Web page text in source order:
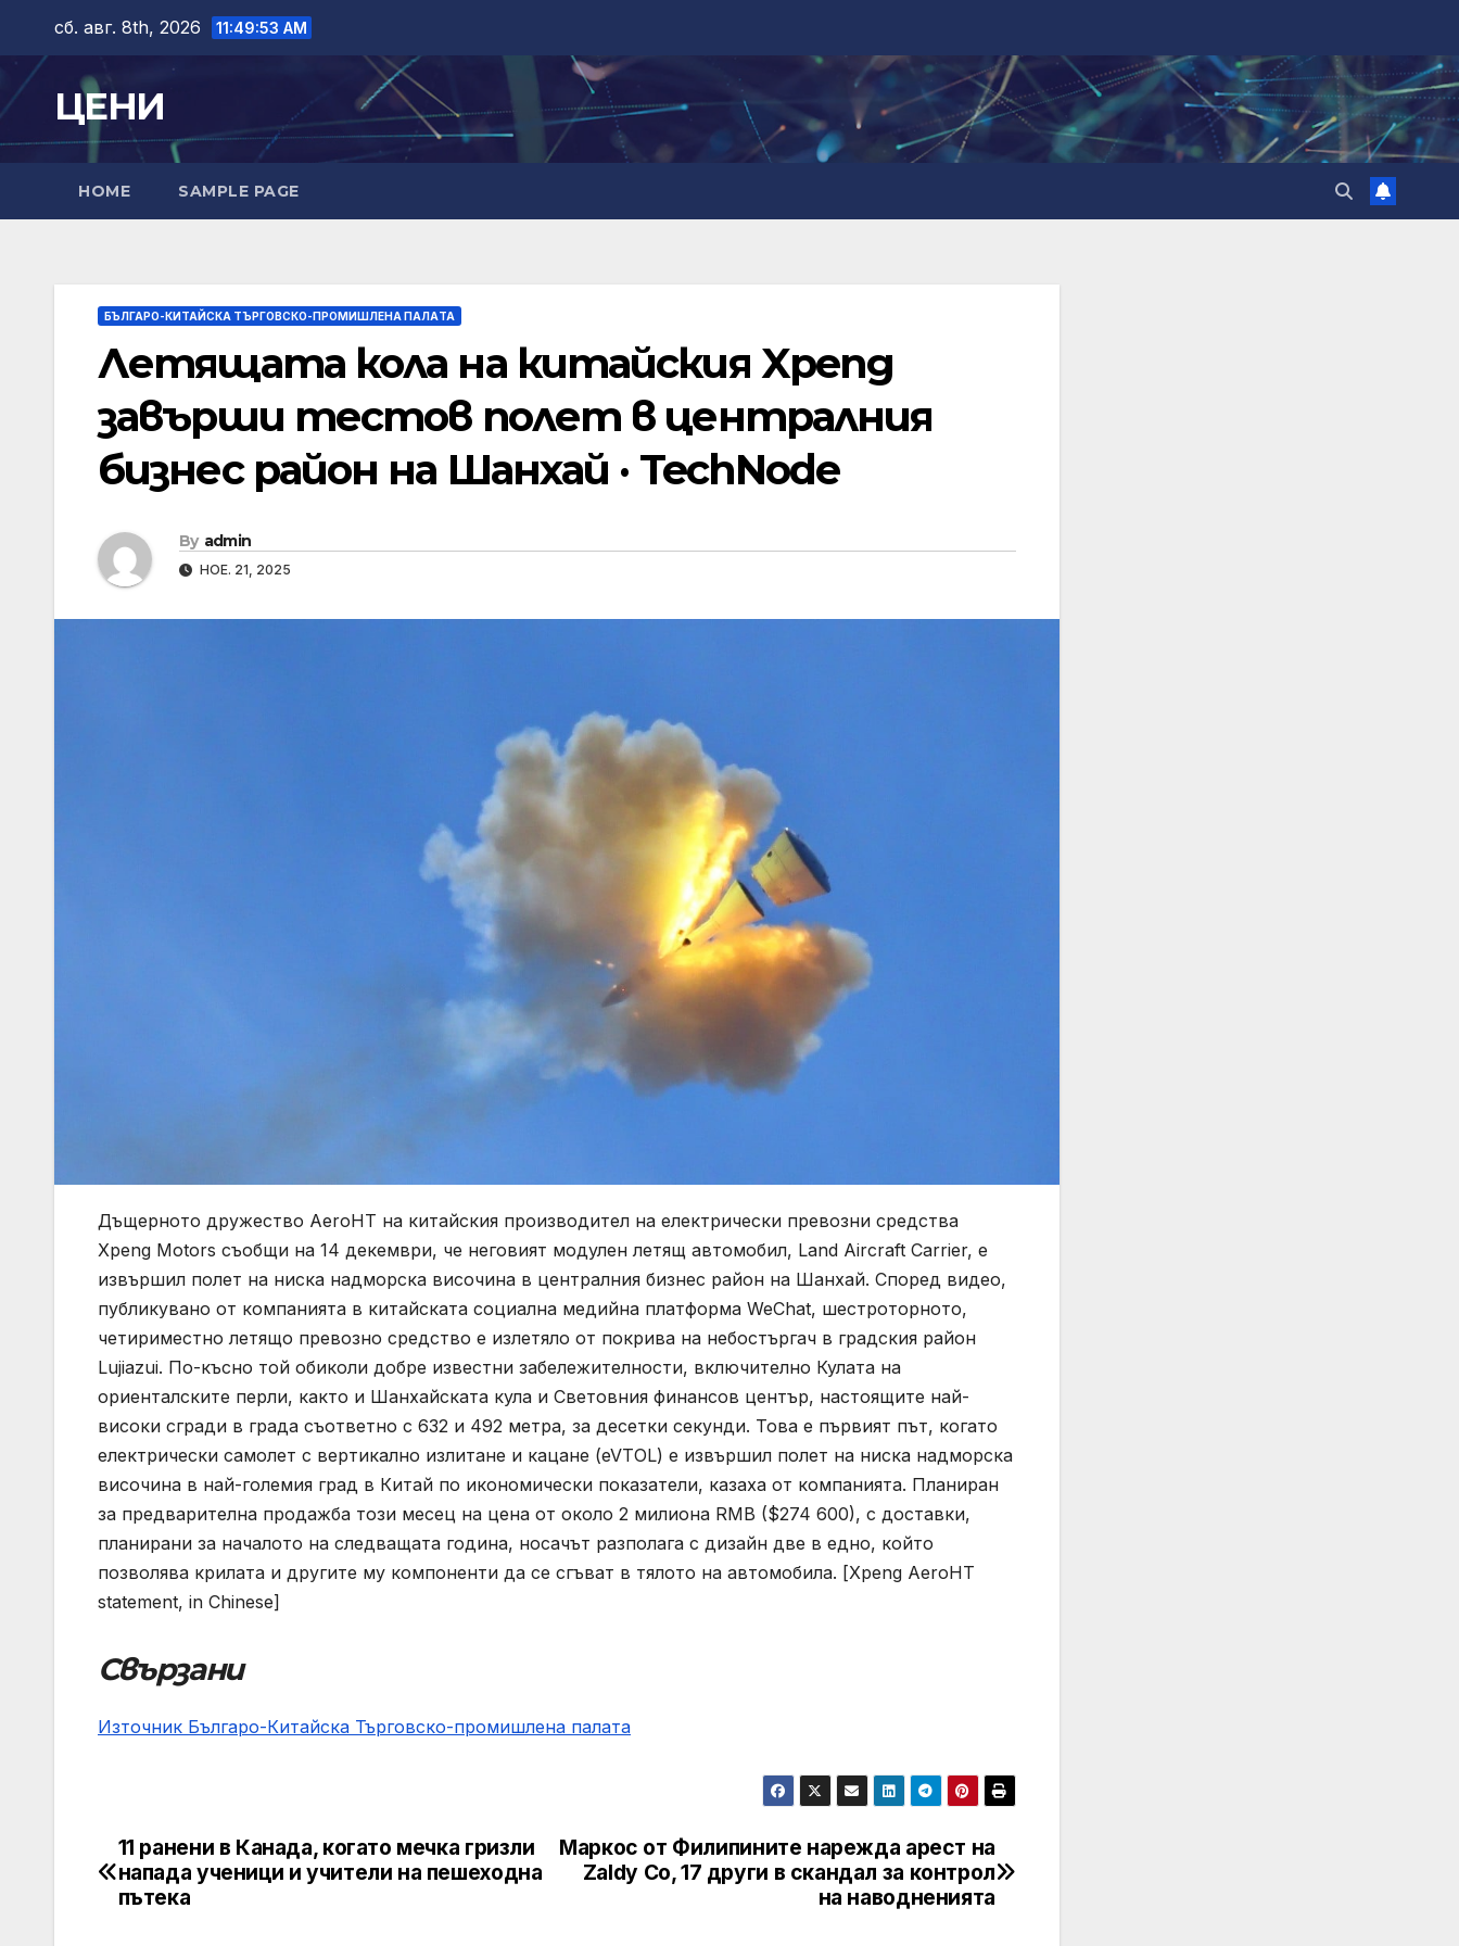
content
сб. авг. 8th, 2026 11:49:54 AM
ЦЕНИ
HOME SAMPLE PAGE
БЪЛГАРО-КИТАЙСКА ТЪРГОВСКО-ПРОМИШЛЕНА ПАЛAТА
Летящата кола на китайския Xpeng
завърши тестов полет в централния
бизнес район на Шанхай · TechNode
By admin
НОЕ. 21, 2025
Дъщерното дружество AeroHT на китайския производител на електрически превозни средства
Xpeng Motors съобщи на 14 декември, че неговият модулен летящ автомобил, Land Aircraft Carrier, е
извършил полет на ниска надморска височина в централния бизнес район на Шанхай. Според видео,
публикувано от компанията в китайската социална медийна платформа WeChat, шестроторното,
четириместно летящо превозно средство е излетяло от покрива на небостъргач в градския район
Lujiazui. По-късно той обиколи добре известни забележителности, включително Кулата на
ориенталските перли, както и Шанхайската кула и Световния финансов център, настоящите най-
високи сгради в града съответно с 632 и 492 метра, за десетки секунди. Това е първият път, когато
електрически самолет с вертикално излитане и кацане (eVTOL) е извършил полет на ниска надморска
височина в най-големия град в Китай по икономически показатели, казаха от компанията. Планиран
за предварителна продажба този месец на цена от около 2 милиона RMB ($274 600), с доставки,
планирани за началото на следващата година, носачът разполага с дизайн две в едно, който
позволява крилата и другите му компоненти да се сгъват в тялото на автомобила. [Xpeng AeroHT
statement, in Chinese]
Свързани
Източник Българо-Китайска Търговско-промишлена палaта
Навигация
Маркос от Филипините нарежда арест на
Zaldy Co, 17 други в скандал за контрол
на наводненията
11 ранени в Канада, когато мечка гризли
напада ученици и учители на пешеходна
пътека